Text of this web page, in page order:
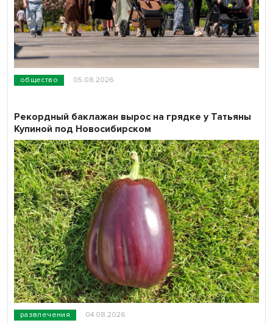
общество 05.08.2026
развлечения 04.08.2026
Рекордный баклажан вырос на грядке у Татьяны
Купиной под Новосибирском